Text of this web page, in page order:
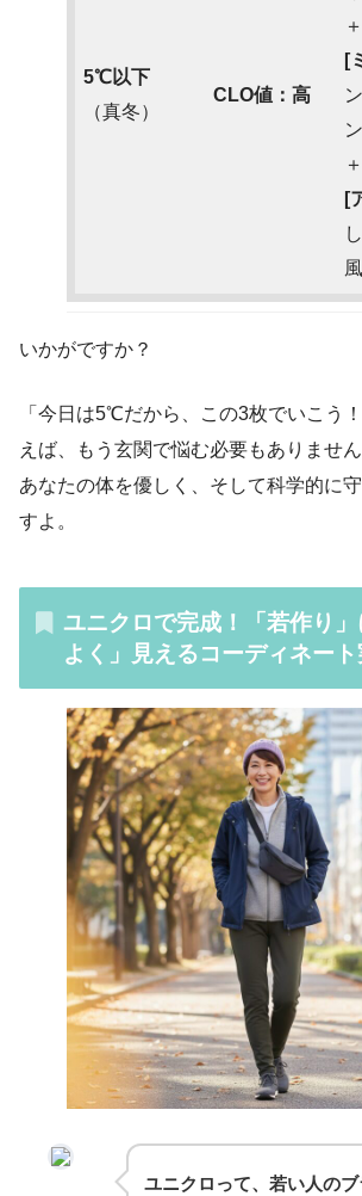
5℃以下
（真冬）
CLO値：高
＋
[
ン
＋
[
いかがですか？
「今日は5℃だから、この3枚でいこう
えば、もう玄関で悩む必要もありませ
あなたの体を優しく、そして科学的に
すよ。
ユニクロで完成！「若作り
よく」見えるコーディネート
ユニクロって、若い人の